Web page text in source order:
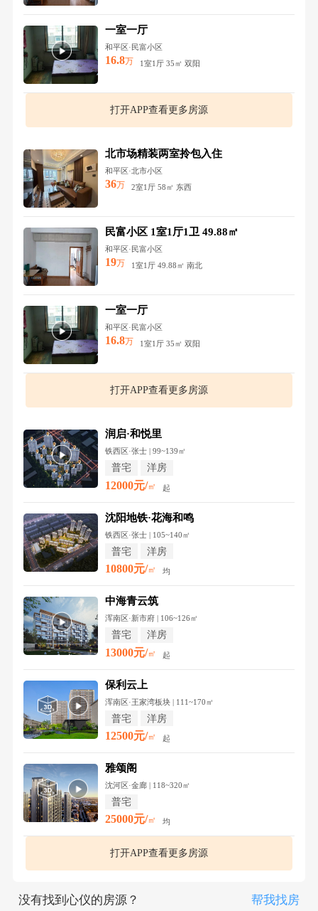
一室一厅
和平区·民富小区
16.8万 1室1厅 35㎡ 双阳
打开APP查看更多房源
北市场精装两室拎包入住
和平区·北市小区
36万 2室1厅 58㎡ 东西
民富小区 1室1厅1卫 49.88㎡
和平区·民富小区
19万 1室1厅 49.88㎡ 南北
一室一厅
和平区·民富小区
16.8万 1室1厅 35㎡ 双阳
打开APP查看更多房源
润启·和悦里
铁西区·张士 | 99~139㎡
普宅 洋房
12000元/㎡ 起
沈阳地铁·花海和鸣
铁西区·张士 | 105~140㎡
普宅 洋房
10800元/㎡ 均
中海青云筑
浑南区·新市府 | 106~126㎡
普宅 洋房
13000元/㎡ 起
保利云上
浑南区·王家湾板块 | 111~170㎡
普宅 洋房
12500元/㎡ 起
雅颂阁
沈河区·金廊 | 118~320㎡
普宅
25000元/㎡ 均
打开APP查看更多房源
没有找到心仪的房源？ 帮我找房